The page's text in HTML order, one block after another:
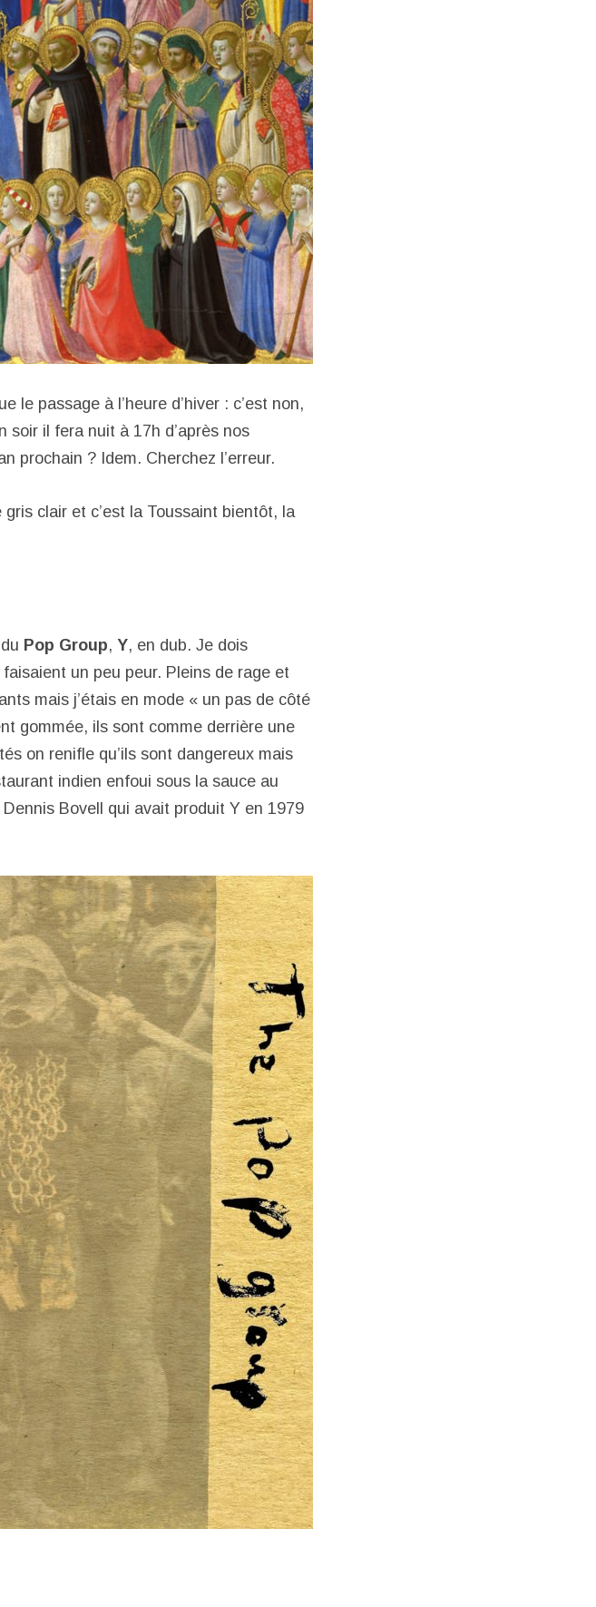
le passage à l’heure d’hiver : c’est non,
il fera nuit à 17h d’après nos
prochain ? Idem. Cherchez l’erreur.
clair et c’est la Toussaint bientôt, la
Pop Group, Y, en dub. Je dois
un peu peur. Pleins de rage et
mais j’étais en mode « un pas de côté
gommée, ils sont comme derrière une
on renifle qu’ils sont dangereux mais
indien enfoui sous la sauce au
Bovell qui avait produit Y en 1979